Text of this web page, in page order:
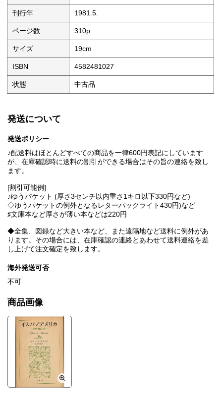
刊行年 1981.5.
ページ数 310p
サイズ 19cm
ISBN 4582481027
状態 中古品
発送について
発送ポリシー
♪配送料はほとんどすべての商品を一律600円表記にしています
が、在庫確認時に送料の割引ができる場合はその旨の連絡を致し
ます。
[割引可能例]
♪ゆうパケット (厚さ3センチ以内重さ1キロ以下330円など)
◇ゆうパケットの例外となるレターパックライト430円)など
♯文庫本など厚さが薄い本などは220円
◆全集、図録など大きい本など、また遠隔地など送料に例外があ
ります。その場合には、在庫確認の連絡とあわせて送料連絡を差
し上げて注文確定を致します。
海外発送可否
不可
商品画像